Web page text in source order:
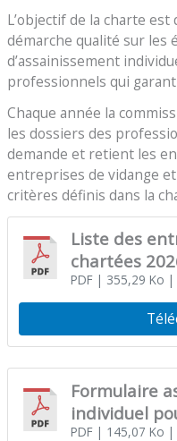
L’objectif de la charte
démarche qualité sur les
d’assainissement
professionnels qui
Chaque année la
les dossiers des
demande et retient les
entreprises de vidange
critères définis dans la
Liste des
chartées
PDF| 355,29 Ko |
Formulaire
individuel
PDF| 145,07 Ko |